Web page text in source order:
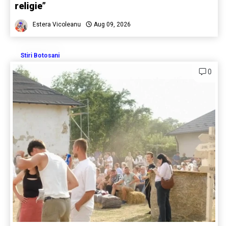
religie”
Estera Vicoleanu Aug 09, 2026
Stiri Botosani
0